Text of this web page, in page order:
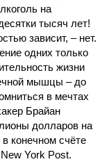
на
тысяч лет!
зависит, – нет.
одних только
жизни
мышцы – до
в мечтах
Брайан
долларов на
конечном счёте
York Post.